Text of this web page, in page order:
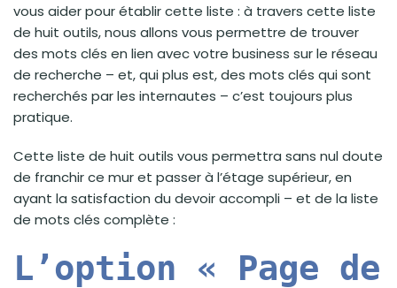
vous aider pour établir cette liste : à travers cette liste
de huit outils, nous allons vous permettre de trouver
des mots clés en lien avec votre business sur le réseau
de recherche – et, qui plus est, des mots clés qui sont
recherchés par les internautes – c’est toujours plus
pratique.
Cette liste de huit outils vous permettra sans nul doute
de franchir ce mur et passer à l’étage supérieur, en
ayant la satisfaction du devoir accompli – et de la liste
de mots clés complète :
L’option « Page de